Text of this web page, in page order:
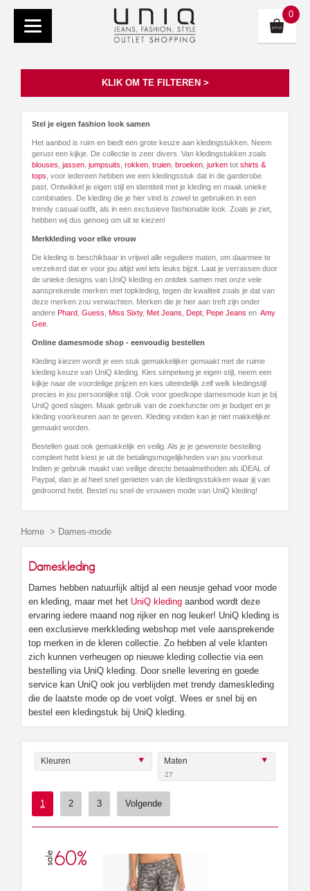
0
KLIK OM TE FILTEREN >
Stel je eigen fashion look samen
Het aanbod is ruim en biedt een grote keuze aan kledingstukken. Neem
gerust een kijkje. De collectie is zeer divers. Van kledingstukken zoals
blouses jassen jumpsuits rokken truien broeken jurken tot shirts &
tops , voor iedereen hebben we een kledingsstuk dat in de garderobe
past. Ontwikkel je eigen stijl en identiteit met je kleding en maak unieke
combinaties. De kleding die je hier vind is zowel te gebruiken in een
trendy casual outfit, als in een exclusieve fashionable look. Zoals je ziet,
hebben wij dus genoeg om uit te kiezen!
Merkkleding voor elke vrouw
De kleding is beschikbaar in vrijwel alle reguliere maten, om daarmee te
verzekerd dat er voor jou altijd wel iets leuks bijzit. Laat je verrassen door
de unieke designs van UniQ kleding en ontdek samen met onze vele
aansprekende merken met topkleding, tegen de kwaliteit zoals je dat van
deze merken zou verwachten. Merken die je hier aan treft zijn onder
andere Phard Guess Miss Sixty, Met Jeans Dept Pepe Jeans en Amy
Gee
Online damesmode shop - eenvoudig bestellen
Kleding kiezen wordt je een stuk gemakkelijker gemaakt met de ruime
kleding keuze van UniQ kleding. Kies simpelweg je eigen stijl, neem een
kijkje naar de voordelige prijzen en kies uiteindelijk zelf welk kledingstijl
precies in jou persoonlijke stijl. Ook voor goedkope damesmode kun je bij
UniQ goed slagen. Maak gebruik van de zoekfunctie om je budget en je
kleding voorkeuren aan te geven. Kleding vinden kan je niet makkelijker
gemaakt worden.
Bestellen gaat ook gemakkelijk en veilig. Als je je gewenste bestelling
compleet hebt kiest je uit de betalingsmogelijkheden van jou voorkeur.
Indien je gebruik maakt van veilige directe betaalmethoden als iDEAL of
Paypal, dan je al heel snel genieten van de kledingsstukken waar jij van
gedroomd hebt. Bestel nu snel de vrouwen mode van UniQ kleding!
Home > Dames-mode
Dameskleding
Dames hebben natuurlijk altijd al een neusje gehad voor mode
en kleding, maar met het UniQ kleding aanbod wordt deze
ervaring iedere maand nog rijker en nog leuker! UniQ kleding is
een exclusieve merkkleding webshop met vele aansprekende
top merken in de kleren collectie. Zo hebben al vele klanten
zich kunnen verheugen op nieuwe kleding collectie via een
bestelling via UniQ kleding. Door snelle levering en goede
service kan UniQ ook jou verblijden met trendy dameskleding
die de laatste mode op de voet volgt. Wees er snel bij en
bestel een kledingstuk bij UniQ kleding.
Kleuren Maten
27
1 2 3 Volgende